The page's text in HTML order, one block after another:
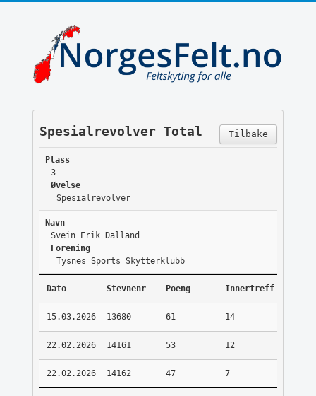
Tilbake
Spesialrevolver Total
Plass
3
Øvelse
Spesialrevolver
Navn
Svein Erik Dalland
Forening
Tysnes Sports Skytterklubb
Dato Stevnenr Poeng Innertreff
15.03.2026 13680 61 14
22.02.2026 14161 53 12
22.02.2026 14162 47 7